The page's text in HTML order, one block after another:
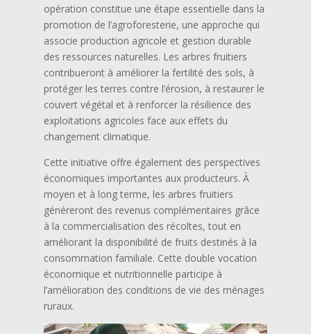
opération constitue une étape essentielle dans la
promotion de l’agroforesterie, une approche qui
associe production agricole et gestion durable
des ressources naturelles. Les arbres fruitiers
contribueront à améliorer la fertilité des sols, à
protéger les terres contre l’érosion, à restaurer le
couvert végétal et à renforcer la résilience des
exploitations agricoles face aux effets du
changement climatique.
Cette initiative offre également des perspectives
économiques importantes aux producteurs. À
moyen et à long terme, les arbres fruitiers
généreront des revenus complémentaires grâce
à la commercialisation des récoltes, tout en
améliorant la disponibilité de fruits destinés à la
consommation familiale. Cette double vocation
économique et nutritionnelle participe à
l’amélioration des conditions de vie des ménages
ruraux.